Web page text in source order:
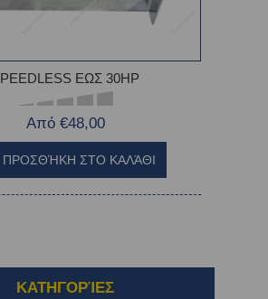
ΕΩΣ 30HP
Από €48,00
ΚΑΤΗΓΟΡΊΕΣ